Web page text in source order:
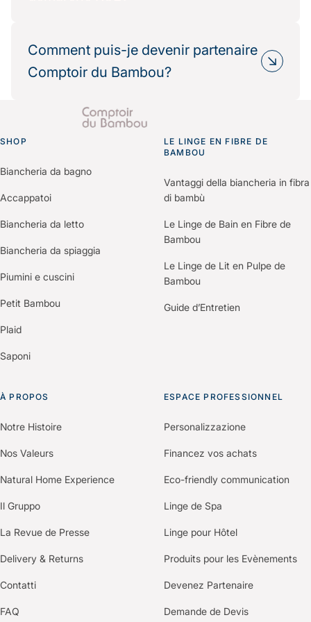
impact environnemental.
choisissent Comptoir du Bambou dans le cadre
de leur politique RSE.
Nous fournissons les informations
pour vos démarches de certification (Green Key,
Comment puis-je devenir partenaire
Comptoir du Bambou?
Il vous suffit de nous contacter via le formulaire
“Espace Professionnels” du site.
Un membre de notre équipe vous recontactera
pour comprendre vos besoins et construire une
offre personnalisée selon votre établissement.
SHOP
Biancheria da bagno
Accappatoi
Biancheria da letto
Biancheria da spiaggia
Piumini e cuscini
Petit Bambou
Plaid
Saponi
LE LINGE EN FIBRE DE
BAMBOU
Vantaggi della biancheria in fibra
di bambù
Le Linge de Bain en Fibre de
Bambou
Le Linge de Lit en Pulpe de
Bambou
Guide d’Entretien
À PROPOS
Notre Histoire
Nos Valeurs
Natural Home Experience
Il Gruppo
La Revue de Presse
Delivery & Returns
Contatti
FAQ
ESPACE PROFESSIONNEL
Personalizzazione
Financez vos achats
Eco-friendly communication
Linge de Spa
Linge pour Hôtel
Produits pour les Evènements
Devenez Partenaire
Demande de Devis